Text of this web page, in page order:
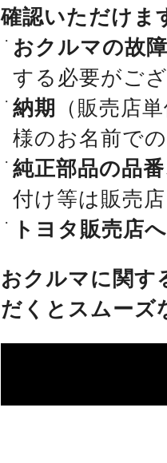
確認いただけま
おクルマの故
する必要がござ
納期
（販売店
様のお名前で
純正部品の品
付け等は販売
トヨタ販売店
おクルマに関す
だくとスムーズ